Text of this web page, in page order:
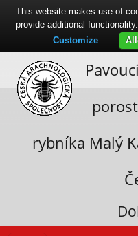
rybníka Malý
This website makes use of
provide additional functionality.
Customize